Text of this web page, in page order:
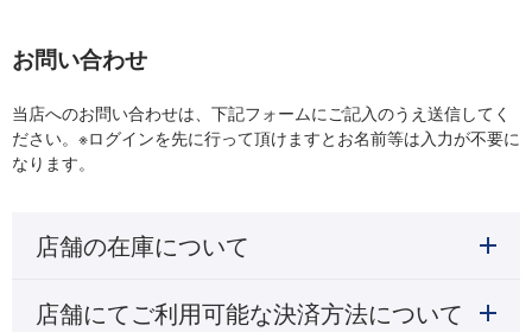
お問い合わせ
当店へのお問い合わせは、下記フォームにご記入のうえ送信してく
ださい。※ログインを先に行って頂けますとお名前等は入力が不要に
なります。
店舗の在庫について
店舗にてご利用可能な決済方法について